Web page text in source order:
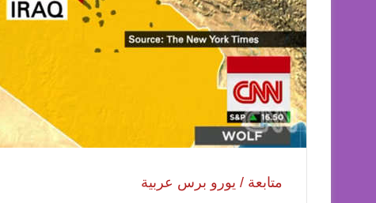
متابعة / يورو برس عربية